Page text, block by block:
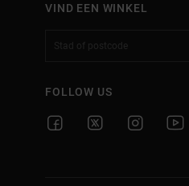
VIND EEN WINKEL
FOLLOW US